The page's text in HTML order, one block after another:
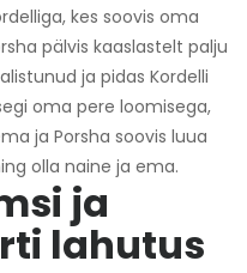
kes soovis oma
pälvis kaaslastelt palju
ja pidas Kordelli
oma pere loomisega,
ja Porsha soovis luua
olla naine ja ema.
ja
lahutus